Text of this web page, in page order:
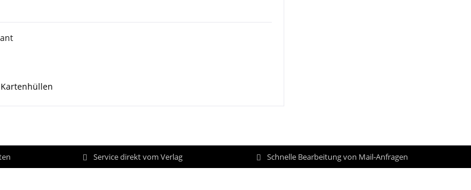
Kartenhüllen
Service direkt vom Verlag Schnelle Bearbeitung von Mail-Anfragen